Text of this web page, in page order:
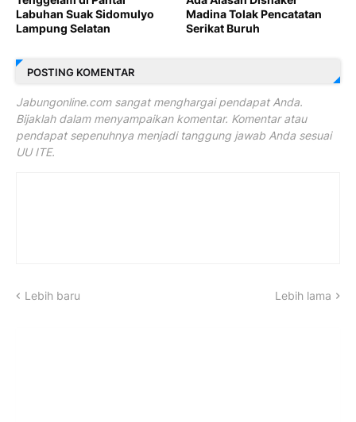
Labuhan Suak Sidomulyo
Lampung Selatan
Madina Tolak Pencatatan
Serikat Buruh
POSTING KOMENTAR
Jabungonline.com sangat menghargai pendapat Anda.
Bijaklah dalam menyampaikan komentar. Komentar atau
pendapat sepenuhnya menjadi tanggung jawab Anda sesuai
UU ITE.
Lebih baru Lebih lama